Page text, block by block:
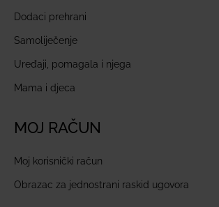
Dodaci prehrani
Samoliječenje
Uređaji, pomagala i njega
Mama i djeca
MOJ RAČUN
Moj korisnički račun
Obrazac za jednostrani raskid ugovora